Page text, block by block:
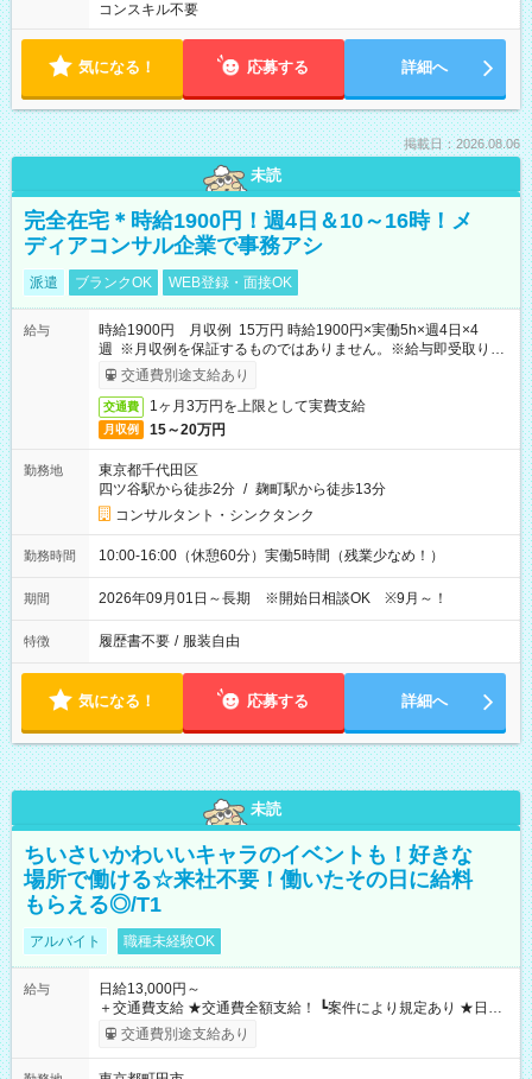
コンスキル不要
気になる！ 応募する 詳細へ
掲載日：2026.08.06
未読
完全在宅＊時給1900円！週4日＆10～16時！メ
ディアコンサル企業で事務アシ
派遣 ブランクOK WEB登録・面接OK
給与
時給1900円 月収例 15万円 時給1900円×実働5h×週4日×4
週 ※月収例を保証するものではありません。※給与即受取りサ
ービス利用可（利用条件有）
交通費別途支給あり
交通費 1ヶ月3万円を上限として実費支給
月収例 15～20万円
勤務地
東京都千代田区
四ツ谷駅から徒歩2分 / 麹町駅から徒歩13分
コンサルタント・シンクタンク
勤務時間 10:00-16:00（休憩60分）実働5時間（残業少なめ！）
期間 2026年09月01日～長期 ※開始日相談OK ※9月～！
特徴 履歴書不要 / 服装自由
気になる！ 応募する 詳細へ
未読
ちいさいかわいいキャラのイベントも！好きな
場所で働ける☆来社不要！働いたその日に給料
もらえる◎/T1
アルバイト 職種未経験OK
給与
日給13,000円～
＋交通費支給 ★交通費全額支給！ ┗案件により規定あり ★日払
いOK！（規定あり） ┗働いたその日に現金GET♪ お仕事後はコ
ンビニATMから 日払い分を引き落とせます！ 【試用期間】試
交通費別途支給あり